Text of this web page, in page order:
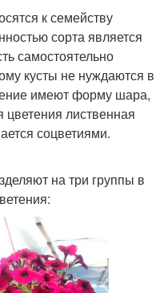
к семейству
сорта является
самостоятельно
кусты не нуждаются в
имеют форму шара,
лиственная
соцветиями.
на три группы в